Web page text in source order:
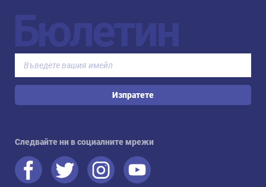
Бюлетин
Изпратете
Следвайте ни в социалните мрежи